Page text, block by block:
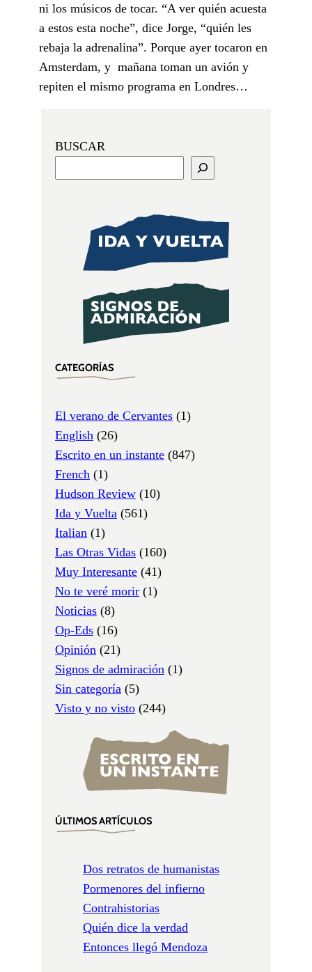
ni los músicos de tocar. “A ver quién acuesta
a estos esta noche”, dice Jorge, “quién les
rebaja la adrenalina”. Porque ayer tocaron en
Amsterdam, y mañana toman un avión y
repiten el mismo programa en Londres…
BUSCAR
CATEGORÍAS
El verano de Cervantes (1)
English (26)
Escrito en un instante (847)
French (1)
Hudson Review (10)
Ida y Vuelta (561)
Italian (1)
Las Otras Vidas (160)
Muy Interesante (41)
No te veré morir (1)
Noticias (8)
Op-Eds (16)
Opinión (21)
Signos de admiración (1)
Sin categoría (5)
Visto y no visto (244)
ÚLTIMOS ARTÍCULOS
Dos retratos de humanistas
Pormenores del infierno
Contrahistorias
Quién dice la verdad
Entonces llegó Mendoza